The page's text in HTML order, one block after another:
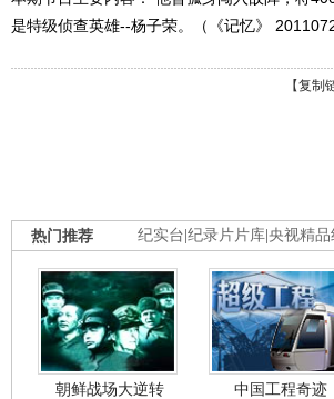
是特级侦查英雄--杨子荣。（《记忆》
【复制
纪实台 纪录片片库 央视精品
热门推荐
朝鲜战场大逆转 中国工程奇迹